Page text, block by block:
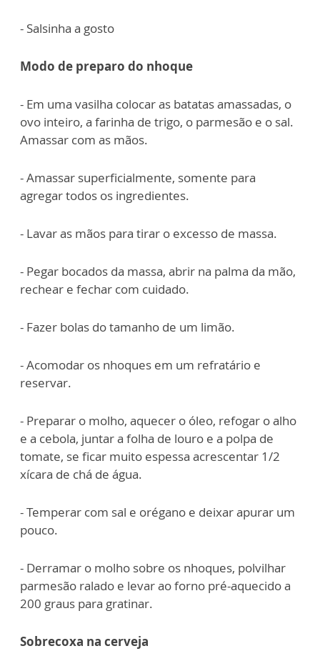
- Salsinha a gosto
Modo de preparo do nhoque
- Em uma vasilha colocar as batatas amassadas, o
ovo inteiro, a farinha de trigo, o parmesão e o sal.
Amassar com as mãos.
- Amassar superficialmente, somente para
agregar todos os ingredientes.
- Lavar as mãos para tirar o excesso de massa.
- Pegar bocados da massa, abrir na palma da mão,
rechear e fechar com cuidado.
- Fazer bolas do tamanho de um limão.
- Acomodar os nhoques em um refratário e
reservar.
- Preparar o molho, aquecer o óleo, refogar o alho
e a cebola, juntar a folha de louro e a polpa de
tomate, se ficar muito espessa acrescentar 1/2
xícara de chá de água.
- Temperar com sal e orégano e deixar apurar um
pouco.
- Derramar o molho sobre os nhoques, polvilhar
parmesão ralado e levar ao forno pré-aquecido a
200 graus para gratinar.
Sobrecoxa na cerveja